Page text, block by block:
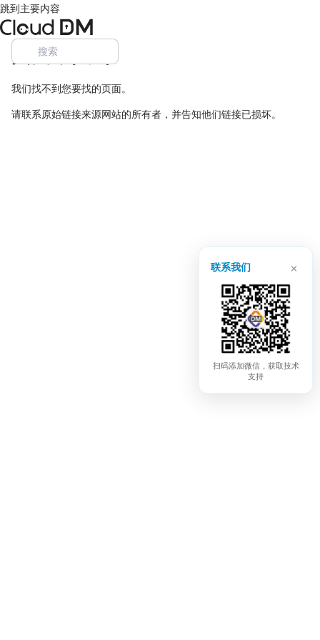
跳到主要内容
页面未找到
我们找不到您要找的页面。
请联系原始链接来源网站的所有者，并告知他们链接已损坏。
联系我们 ×
扫码添加微信，获取技术
支持